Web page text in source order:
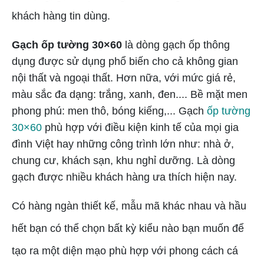
khách hàng tin dùng.
Gạch ốp tường 30×60 là dòng gạch ốp thông
dụng được sử dụng phổ biến cho cả không gian
nội thất và ngoại thất. Hơn nữa, với mức giá rẻ,
màu sắc đa dạng: trắng, xanh, đen.... Bề mặt men
phong phú: men thô, bóng kiếng,... Gạch ốp tường
30×60 phù hợp với điều kiện kinh tế của mọi gia
đình Việt hay những công trình lớn như: nhà ở,
chung cư, khách sạn, khu nghỉ dưỡng. Là dòng
gạch được nhiều khách hàng ưa thích hiện nay.
Có hàng ngàn thiết kế, mẫu mã khác nhau và hầu
hết bạn có thể chọn bất kỳ kiểu nào bạn muốn để
tạo ra một diện mạo phù hợp với phong cách cá